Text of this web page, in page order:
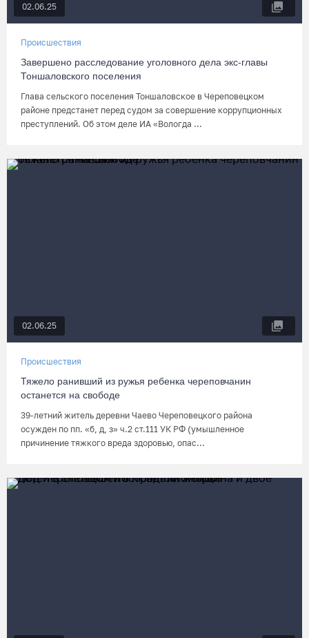
02.06.25
Происшествия
Завершено расследование уголовного дела экс-главы
Тоншаловского поселения
Глава сельского поселения Тоншаловское в Череповецком
районе предстанет перед судом за совершение коррупционных
преступлений. Об этом деле ИА «Вологда ...
02.06.25
Происшествия
Тяжело ранивший из ружья ребенка череповчанин
останется на свободе
39-летний житель деревни Чаево Череповецкого района
осужден по пп. «б, д, з» ч.2 ст.111 УК РФ (умышленное
причинение тяжкого вреда здоровью, опас...